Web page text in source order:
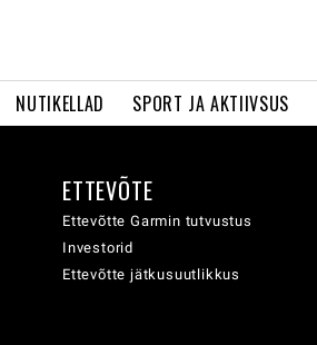
NUTIKELLAD SPORT JA AKTIIVSUS
ETTEVÕTE
Ettevõtte Garmin tutvustus
Investorid
Ettevõtte jätkusuutlikkus